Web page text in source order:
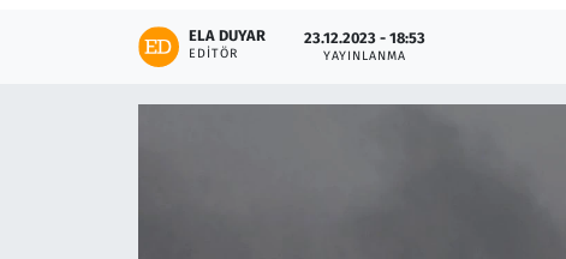
ELA DUYAR
EDITÖR
23.12.2023 - 18:53
YAYINLANMA
Televizyon